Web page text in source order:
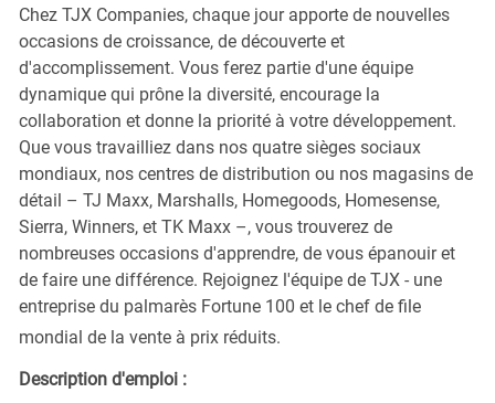
Chez TJX Companies, chaque jour apporte de nouvelles
occasions de croissance, de découverte et
d'accomplissement. Vous ferez partie d'une équipe
dynamique qui prône la diversité, encourage la
collaboration et donne la priorité à votre développement.
Que vous travailliez dans nos quatre sièges sociaux
mondiaux, nos centres de distribution ou nos magasins de
détail – TJ Maxx, Marshalls, Homegoods, Homesense,
Sierra, Winners, et TK Maxx –, vous trouverez de
nombreuses occasions d'apprendre, de vous épanouir et
de faire une différence. Rejoignez l'équipe de TJX - une
entreprise du palmarès Fortune 100 et le chef de file
mondial de la vente à prix réduits.
Description d'emploi :